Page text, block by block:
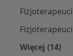
Więcej (14)